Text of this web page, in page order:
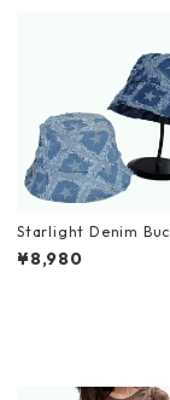
Starlight Denim
at D0214
¥8,980